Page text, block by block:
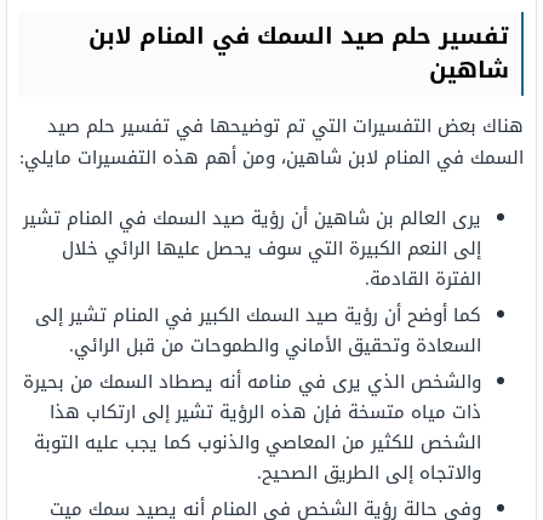
تفسير حلم صيد السمك في المنام لابن
شاهين
هناك بعض التفسيرات التي تم توضيحها في تفسير حلم صيد
السمك في المنام لابن شاهين، ومن أهم هذه التفسيرات مايلي:
يرى العالم بن شاهين أن رؤية صيد السمك في المنام تشير
إلى النعم الكبيرة التي سوف يحصل عليها الرائي خلال
الفترة القادمة.
كما أوضح أن رؤية صيد السمك الكبير في المنام تشير إلى
السعادة وتحقيق الأماني والطموحات من قبل الرائي.
والشخص الذي يرى في منامه أنه يصطاد السمك من بحيرة
ذات مياه متسخة فإن هذه الرؤية تشير إلى ارتكاب هذا
الشخص للكثير من المعاصي والذنوب كما يجب عليه التوبة
والاتجاه إلى الطريق الصحيح.
وفي حالة رؤية الشخص في المنام أنه يصيد سمك ميت